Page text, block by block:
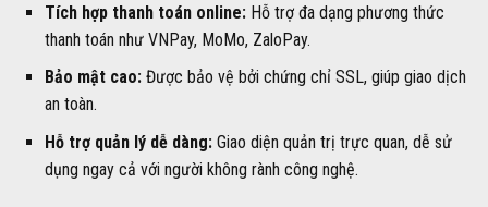
Tích hợp thanh toán online:Hỗ trợ đa dạng phương thức
thanh toán như VNPay, MoMo, ZaloPay.
Bảo mật cao:Được bảo vệ bởi chứng chỉ SSL, giúp giao dịch
an toàn.
Hỗ trợ quản lý dễ dàng:Giao diện quản trị trực quan, dễ sử
dụng ngay cả với người không rành công nghệ.